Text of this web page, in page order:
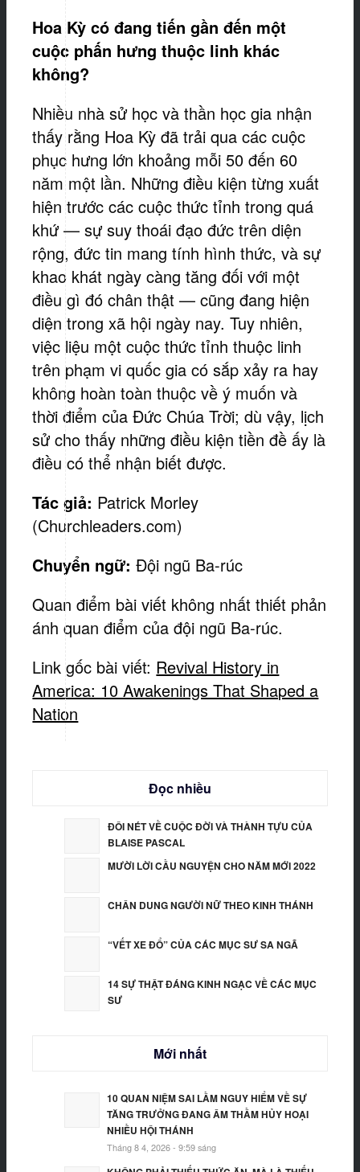
Hoa Kỳ có đang tiến gần đến một
cuộc phấn hưng thuộc linh khác
không?
Nhiều nhà sử học và thần học gia nhận
thấy rằng Hoa Kỳ đã trải qua các cuộc
phục hưng lớn khoảng mỗi 50 đến 60
năm một lần. Những điều kiện từng xuất
hiện trước các cuộc thức tỉnh trong quá
khứ — sự suy thoái đạo đức trên diện
rộng, đức tin mang tính hình thức, và sự
khao khát ngày càng tăng đối với một
điều gì đó chân thật — cũng đang hiện
diện trong xã hội ngày nay. Tuy nhiên,
việc liệu một cuộc thức tỉnh thuộc linh
trên phạm vi quốc gia có sắp xảy ra hay
không hoàn toàn thuộc về ý muốn và
thời điểm của Đức Chúa Trời; dù vậy, lịch
sử cho thấy những điều kiện tiền đề ấy là
điều có thể nhận biết được.
Tác giả: Patrick Morley
(Churchleaders.com)
Chuyển ngữ: Đội ngũ Ba-rúc
Quan điểm bài viết không nhất thiết phản
ánh quan điểm của đội ngũ Ba-rúc.
Link gốc bài viết: Revival History in
America: 10 Awakenings That Shaped a
Nation
Đọc nhiều
ĐÔI NÉT VỀ CUỘC ĐỜI VÀ THÀNH TỰU CỦA
BLAISE PASCAL
MƯỜI LỜI CẦU NGUYỆN CHO NĂM MỚI 2022
CHÂN DUNG NGƯỜI NỮ THEO KINH THÁNH
“VẾT XE ĐỔ” CỦA CÁC MỤC SƯ SA NGÃ
14 SỰ THẬT ĐÁNG KINH NGẠC VỀ CÁC MỤC
SƯ
Mới nhất
10 QUAN NIỆM SAI LẦM NGUY HIỂM VỀ SỰ
TĂNG TRƯỞNG ĐANG ÂM THẦM HỦY HOẠI
NHIỀU HỘI THÁNH
Tháng 8 4, 2026 - 9:59 sáng